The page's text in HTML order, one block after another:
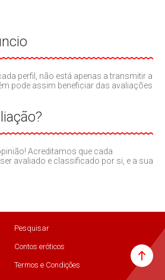
perfil, não está apenas a transmitir a
pode assim beneficiar das avaliações
Acreditamos que cada
avaliado e classificado por si, e a sua
Pesquisar
Contos eróticos
Termos e Condições